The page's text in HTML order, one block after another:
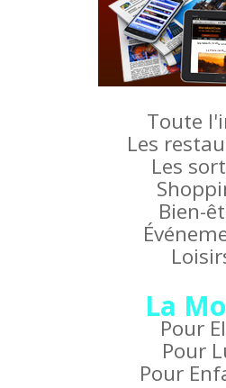
Toute
Les
Les
Bien-
La
Pour
Pour
Pour